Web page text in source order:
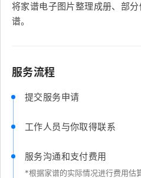
将家谱电子图片整理成册、部
谱。
服务流程
提交服务申请
工作人员与你取得联系
服务沟通和支付费用
*根据家谱的实际情况进行费用估